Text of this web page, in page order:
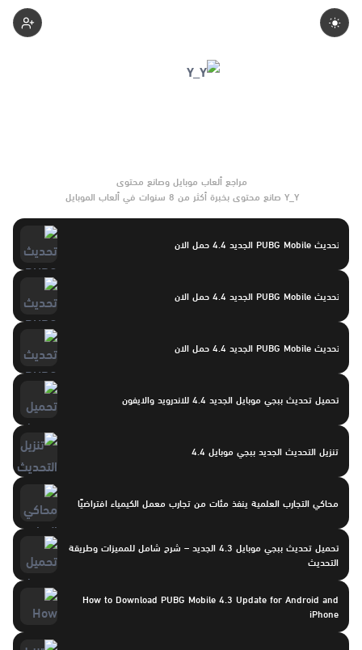
Y_Y صانع محتوى بخبرة أكثر من 8 سنوات في ألعاب الموبايل
تحديث PUBG Mobile الجديد 4.4 حمل الان
تحديث PUBG Mobile الجديد 4.4 حمل الان
تحديث PUBG Mobile الجديد 4.4 حمل الان
تحميل تحديث ببجي موبايل الجديد 4.4 للاندرويد والايفون
تنزيل التحديث الجديد ببجي موبايل 4.4
محاكي التجارب العلمية ينفذ مئات من تجارب معمل الكيمياء افتراضيًا
تحميل تحديث ببجي موبايل 4.3 الجديد – شرح شامل للمميزات وطريقة
التحديث
How to Download PUBG Mobile 4.3 Update for Android and
iPhone